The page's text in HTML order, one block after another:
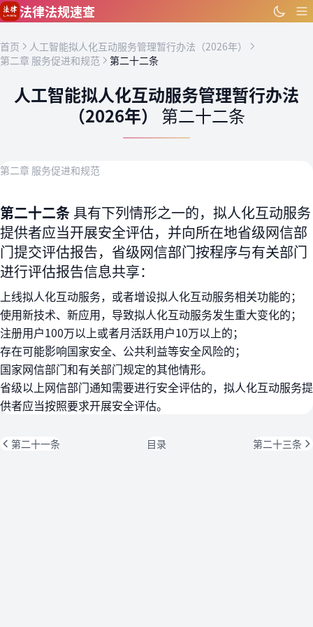
跳到主要内容
法律法规速查
首页
人工智能拟人化互动服务管理暂行办法（2026年）
第二章 服务促进和规范
第二十二条
人工智能拟人化互动服务管理暂行办法
（2026年） 第二十二条
第二章 服务促进和规范
第二十二条 具有下列情形之一的，拟人化互动服务
提供者应当开展安全评估，并向所在地省级网信部
门提交评估报告，省级网信部门按程序与有关部门
进行评估报告信息共享：
上线拟人化互动服务，或者增设拟人化互动服务相关功能的；
使用新技术、新应用，导致拟人化互动服务发生重大变化的；
注册用户100万以上或者月活跃用户10万以上的；
存在可能影响国家安全、公共利益等安全风险的；
国家网信部门和有关部门规定的其他情形。
省级以上网信部门通知需要进行安全评估的，拟人化互动服务提
供者应当按照要求开展安全评估。
第二十一条 目录 第二十三条